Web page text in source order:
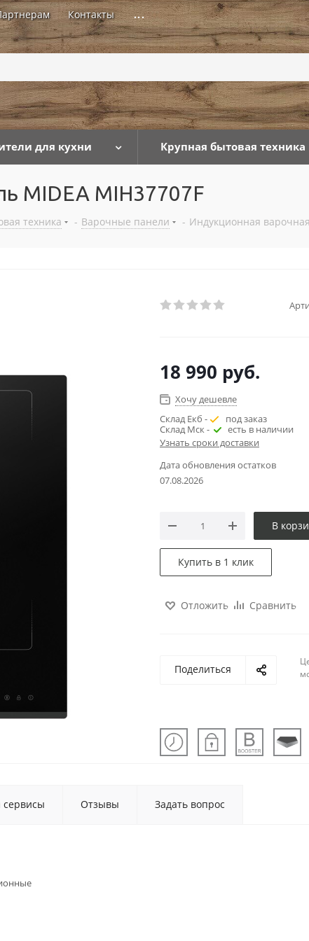
Контакты ...
для кухни Крупная бытовая техника
MIDEA MIH37707F
техника - Варочные панели - Индукционная
18 990 руб.
Хочу дешевле
Склад Екб -
под заказ
Склад Мск -
есть в наличии
Узнать сроки доставки
Дата обновления остатков
07.08.2026
В
Купить в 1 клик
Отложить Сравнить
Поделиться
сервисы Отзывы Задать вопрос